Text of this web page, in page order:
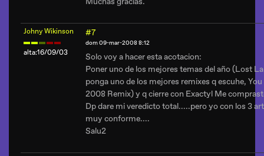
Johny Wikinson
alta:16/09/03
#7
dom 09-mar-2008 8:12
Solo voy a hacer esta acotacion:
Poner uno de los mejores temas del año (Lost
ponga uno de los mejores remixes q escuhe,
2008 Remix) y q cierre con Exactyl Me
Dp dare mi veredicto total.....pero yo con los 3
muy conforme....
Salu2